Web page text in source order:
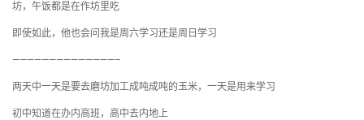
坊，午饭都是在作坊里吃
即使如此，他也会问我是周六学习还是周日学习
——————————————–
两天中一天是要去磨坊加工成吨成吨的玉米，一天是用来学习
初中知道在办内高班，高中去内地上